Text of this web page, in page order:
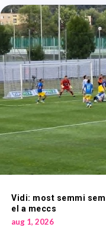
Vidi: most semmi
el a meccs
aug 1, 2026